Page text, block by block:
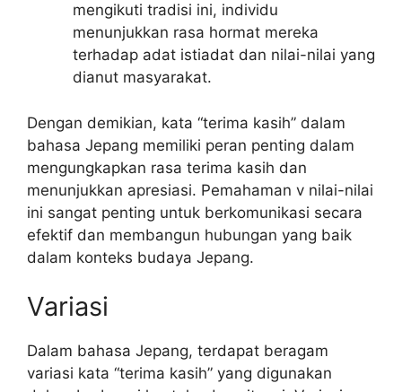
mengikuti tradisi ini, individu
menunjukkan rasa hormat mereka
terhadap adat istiadat dan nilai-nilai yang
dianut masyarakat.
Dengan demikian, kata “terima kasih” dalam
bahasa Jepang memiliki peran penting dalam
mengungkapkan rasa terima kasih dan
menunjukkan apresiasi. Pemahaman v nilai-nilai
ini sangat penting untuk berkomunikasi secara
efektif dan membangun hubungan yang baik
dalam konteks budaya Jepang.
Variasi
Dalam bahasa Jepang, terdapat beragam
variasi kata “terima kasih” yang digunakan